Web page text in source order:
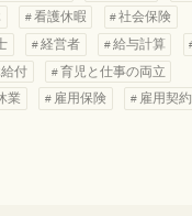
看護休暇
社会保険
経営者 給与計算
付
育児と仕事の両立
業 雇用保険 雇用契約